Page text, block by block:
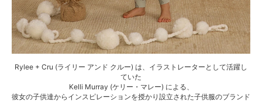
Rylee + Cru (ライリー アンド クルー) は、イラストレーターとして活躍し
ていた
Kelli Murray (ケリー・マレー) による、
彼女の子供達からインスピレーションを授かり設立された子供服のブランド